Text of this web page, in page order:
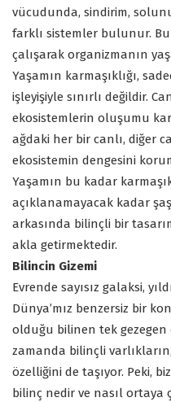
vücudunda, sindirim,
farklı sistemler bulunur.
çalışarak organizmanın
Yaşamın karmaşıklığı,
işleyişiyle sınırlı değildir.
ekosistemlerin oluşumu
ağdaki her bir canlı, diğer
ekosistemin dengesini
Yaşamın bu kadar
açıklanamayacak kadar
arkasında bilinçli bir
akla getirmektedir.
Bilincin Gizemi
Evrende sayısız galaksi,
Dünya’mız benzersiz bir
olduğu bilinen tek gezegen
zamanda bilinçli
özelliğini de taşıyor. Peki,
bilinç nedir ve nasıl ortaya